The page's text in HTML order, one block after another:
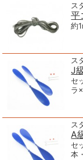
ス
約
ス
J
セ
ラ
ス
A
セ
本